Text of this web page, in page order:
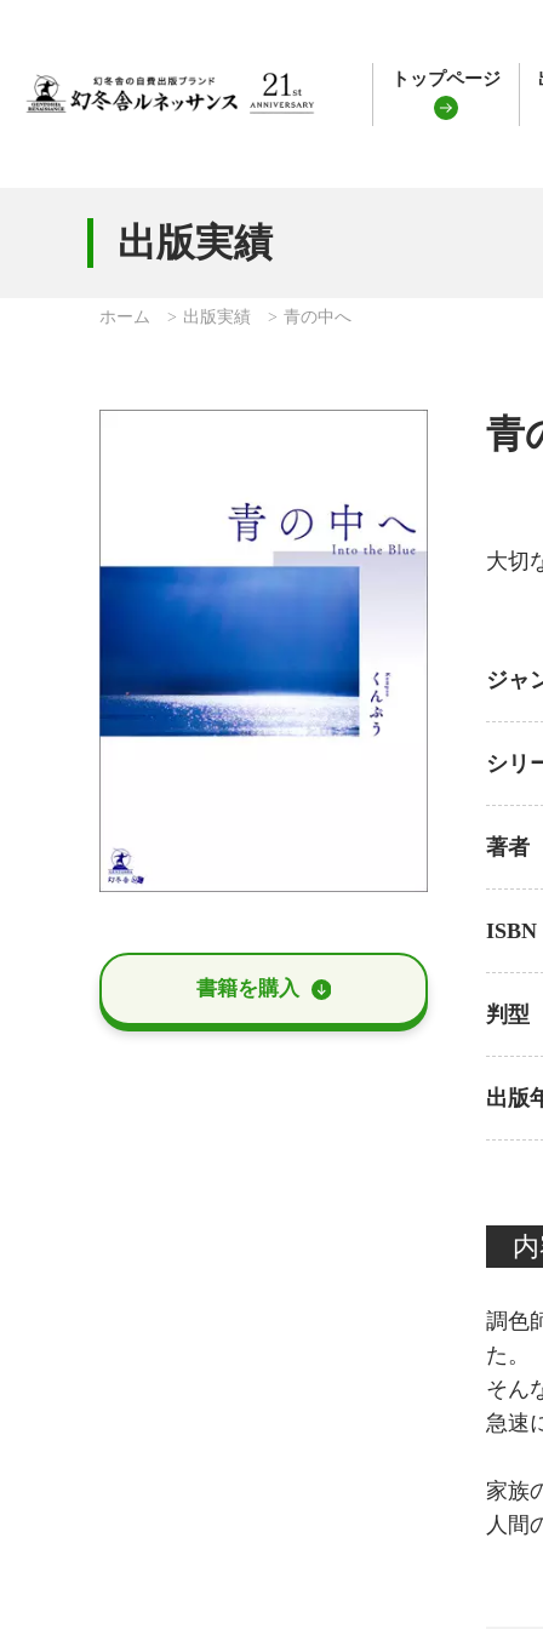
トップページ
出版実績
ホーム 出版実績 青の中へ
書籍を購⼊
青
大切
ジャ
シリ
著者
ISBN
判型
出版
調色
た。
そん
急速
家族
人間